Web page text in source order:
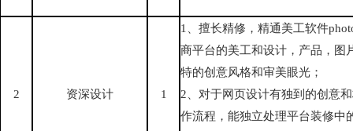
2 资深设计 1
1、擅长精修，精通美工软件
商平台的美工和设计，产品，图
特的创意风格和审美眼光；
2、对于网页设计有独到的创意
作流程，能独立处理平台装修中